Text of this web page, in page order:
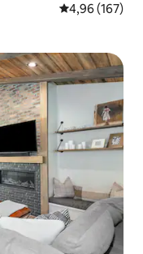
Průměrné
4,96 (167)